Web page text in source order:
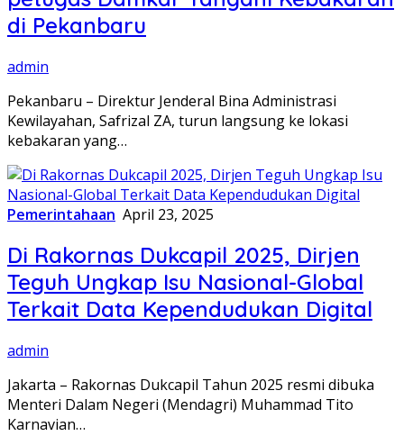
di Pekanbaru
admin
Pekanbaru – Direktur Jenderal Bina Administrasi
Kewilayahan, Safrizal ZA, turun langsung ke lokasi
kebakaran yang…
Pemerintahaan April 23, 2025
Di Rakornas Dukcapil 2025, Dirjen
Teguh Ungkap Isu Nasional-Global
Terkait Data Kependudukan Digital
admin
Jakarta – Rakornas Dukcapil Tahun 2025 resmi dibuka
Menteri Dalam Negeri (Mendagri) Muhammad Tito
Karnavian…